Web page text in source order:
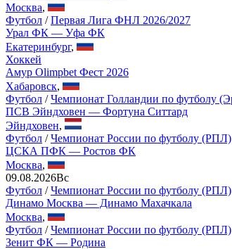
Москва,
Футбол /Первая Лига ФНЛ 2026/2027
Урал ФК — Уфа ФК
Екатеринбург,
Хоккей
Амур Olimpbet Фест 2026
Хабаровск,
Футбол /Чемпионат Голландии по футболу
ПСВ Эйндховен — Фортуна Ситтард
Эйндховен,
Футбол /Чемпионат России по футболу (РПЛ)
ЦСКА ПФК — Ростов ФК
Москва,
09.08.2026Вс
Футбол /Чемпионат России по футболу (РПЛ)
Динамо Москва — Динамо Махачкала
Москва,
Футбол /Чемпионат России по футболу (РПЛ)
Зенит ФК — Родина